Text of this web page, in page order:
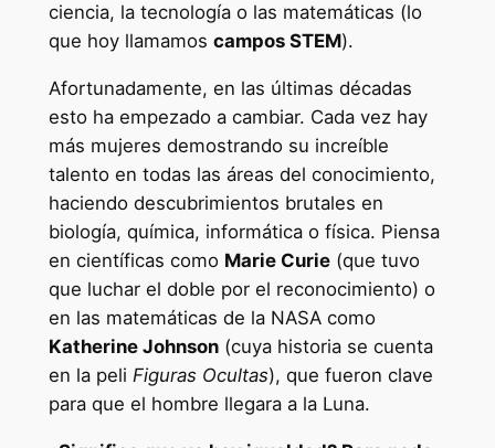
ciencia, la tecnología o las matemáticas (lo
que hoy llamamos campos STEM).
Afortunadamente, en las últimas décadas
esto ha empezado a cambiar. Cada vez hay
más mujeres demostrando su increíble
talento en todas las áreas del conocimiento,
haciendo descubrimientos brutales en
biología, química, informática o física. Piensa
en científicas como Marie Curie(que tuvo
que luchar el doble por el reconocimiento) o
en las matemáticas de la NASA como
Katherine Johnson(cuya historia se cuenta
en la peli Figuras Ocultas), que fueron clave
para que el hombre llegara a la Luna.